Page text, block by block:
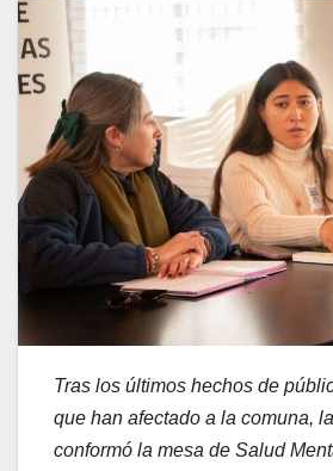
Tras los últimos hechos de
que han afectado a la comuna,
conformó la mesa de Salud